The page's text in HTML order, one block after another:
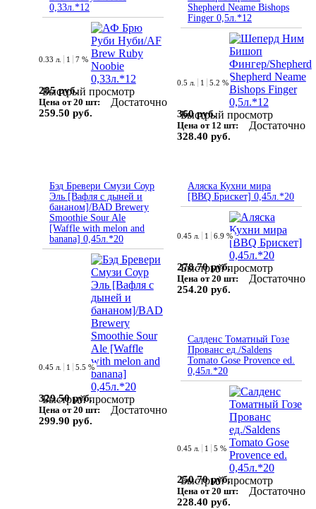
0,33л.*12
Быстрый просмотр
0.33 л. 1 7 %
285 руб.
Цена от 20 шт:
259.50 руб.
Достаточно
Shepherd Neame Bishops
Finger 0,5л.*12
Быстрый просмотр
0.5 л. 1 5.2 %
360 руб.
Цена от 12 шт:
328.40 руб.
Достаточно
Бэд Бревери Смузи Соур
Эль [Вафля с дыней и
бананом]/BAD Brewery
Smoothie Sour Ale
[Waffle with melon and
banana] 0,45л.*20
Быстрый просмотр
0.45 л. 1 5.5 %
329.50 руб.
Цена от 20 шт:
299.90 руб.
Достаточно
Аляска Кухни мира
[BBQ Брискет] 0,45л.*20
Быстрый просмотр
0.45 л. 1 6.9 %
278.70 руб.
Цена от 20 шт:
254.20 руб.
Достаточно
Салденс Томатный Гозе
Прованс ед./Saldens
Tomato Gose Provence ed.
0,45л.*20
Быстрый просмотр
0.45 л. 1 5 %
250.70 руб.
Цена от 20 шт:
228.40 руб.
Достаточно